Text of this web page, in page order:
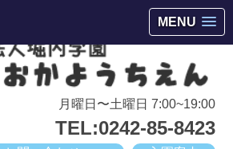
MENU
月曜日〜土曜日 7:00~19:00
TEL:0242-85-8423